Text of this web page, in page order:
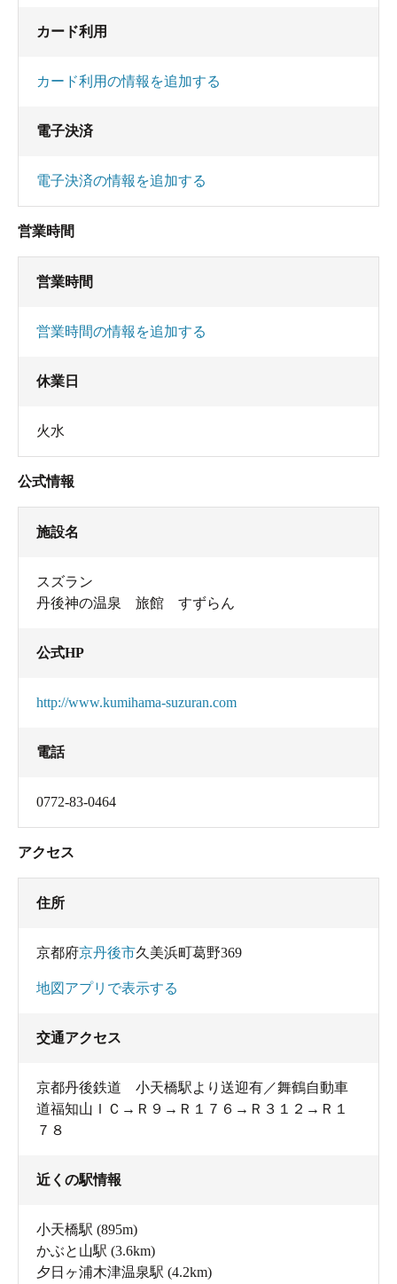
カード利用
カード利用の情報を追加する
電子決済
電子決済の情報を追加する
営業時間
営業時間
営業時間の情報を追加する
休業日
火水
公式情報
施設名
スズラン
丹後神の温泉 旅館 すずらん
公式HP
http://www.kumihama-suzuran.com
電話
0772-83-0464
アクセス
住所
京都府京丹後市久美浜町葛野369
地図アプリで表示する
交通アクセス
京都丹後鉄道 小天橋駅より送迎有／舞鶴自動車
道福知山ＩＣ→Ｒ９→Ｒ１７６→Ｒ３１２→Ｒ１
７８
近くの駅情報
小天橋駅 (895m)
かぶと山駅 (3.6km)
夕日ヶ浦木津温泉駅 (4.2km)